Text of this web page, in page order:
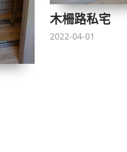
木柵路私宅
2022-04-01